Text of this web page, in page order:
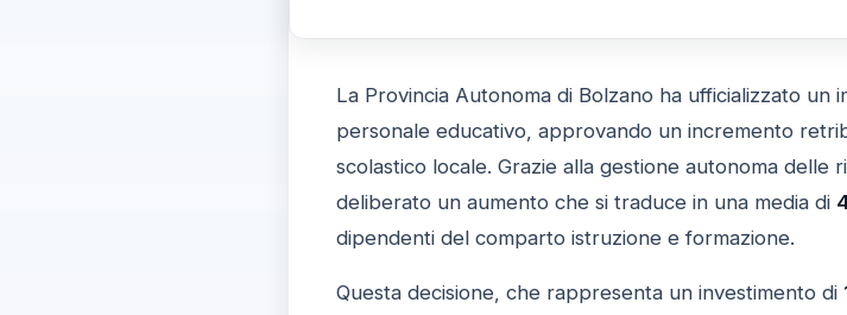
La Provincia Autonoma di Bolzano ha ufficializzato
personale educativo, approvando un incremento
scolastico locale. Grazie alla gestione autonoma delle
deliberato un aumento che si traduce in una media di
dipendenti del comparto istruzione e formazione.
Questa decisione, che rappresenta un investimento di